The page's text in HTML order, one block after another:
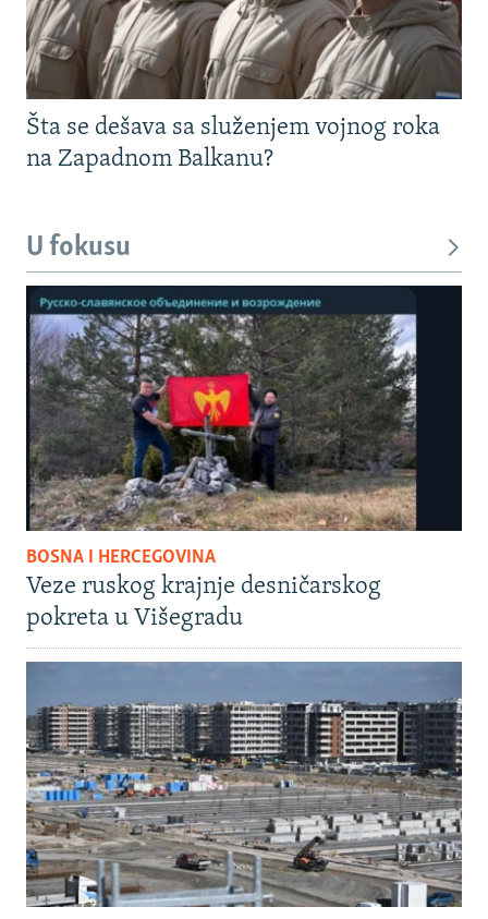
Šta se dešava sa služenjem vojnog roka
na Zapadnom Balkanu?
U fokusu
BOSNA I HERCEGOVINA
Veze ruskog krajnje desničarskog
pokreta u Višegradu